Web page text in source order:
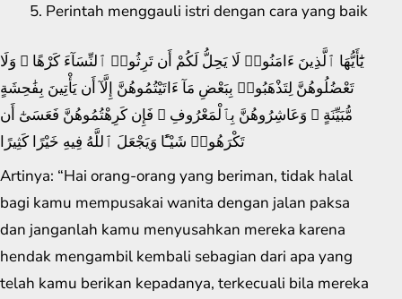
Perintah menggauli istri dengan cara yang baik
يَٰٓأَيُّهَا ٱلَّذِينَ ءَامَنُوا۟ لَا يَحِلُّ لَكُمْ أَن تَرِثُوا۟ ٱلنِّسَآءَ كَرْهًا ۖ وَلَا
تَعْضُلُوهُنَّ لِتَذْهَبُوا۟ بِبَعْضِ مَآ ءَاتَيْتُمُوهُنَّ إِلَّآ أَن يَأْتِينَ بِفَٰحِشَةٍ
مُّبَيِّنَةٍ ۚ وَعَاشِرُوهُنَّ بِٱلْمَعْرُوفِ ۚ فَإِن كَرِهْتُمُوهُنَّ فَعَسَىٰٓ أَن
تَكْرَهُوا۟ شَيْـًٔا وَيَجْعَلَ ٱللَّهُ فِيهِ خَيْرًا كَثِيرًا
Artinya: “Hai orang-orang yang beriman, tidak halal
bagi kamu mempusakai wanita dengan jalan paksa
dan janganlah kamu menyusahkan mereka karena
hendak mengambil kembali sebagian dari apa yang
telah kamu berikan kepadanya, terkecuali bila mereka